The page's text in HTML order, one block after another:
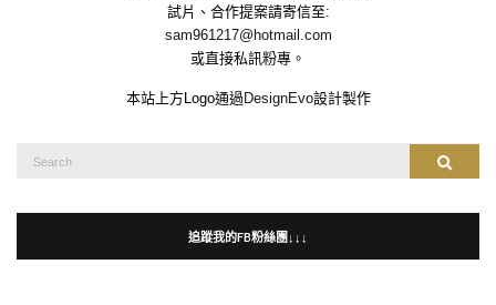
試片、合作提案請寄信至:
sam961217@hotmail.com
或直接私訊粉專。
本站上方Logo通過 DesignEvo設計製作
Search
Search
追蹤我的FB粉絲團↓↓↓